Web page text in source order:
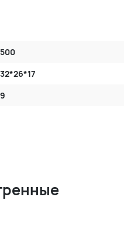
500
32*26*17
9